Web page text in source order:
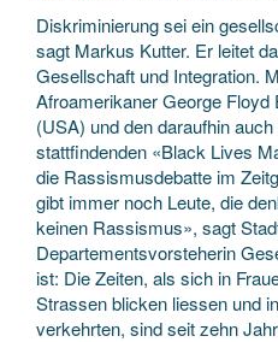
Diskriminierung sei ein
sagt Markus Kutter. Er leitet
Gesellschaft und Integration.
Afroamerikaner George Floyd
(USA) und den daraufhin
stattfindenden «Black Lives
die Rassismusdebatte im
gibt immer noch Leute, die
keinen Rassismus», sagt
Departementsvorsteherin
ist: Die Zeiten, als sich in
Strassen blicken liessen und
verkehrten, sind seit zehn